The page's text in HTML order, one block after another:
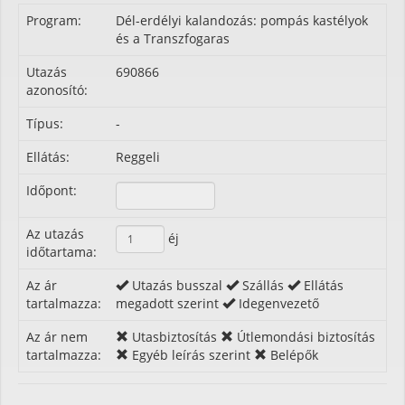
Program:
Dél-erdélyi kalandozás: pompás kastélyok
és a Transzfogaras
Utazás
azonosító:
690866
Típus:
-
Ellátás:
Reggeli
Időpont:
Az utazás
időtartama:
éj
Az ár
tartalmazza:
Utazás busszal Szállás
Ellátás
megadott szerint
Idegenvezető
Az ár nem
tartalmazza:
Utasbiztosítás
Útlemondási biztosítás
Egyéb leírás szerint
Belépők